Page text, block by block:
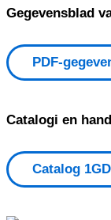
Gegevensblad
PDF-
Catalogi en
Catalog